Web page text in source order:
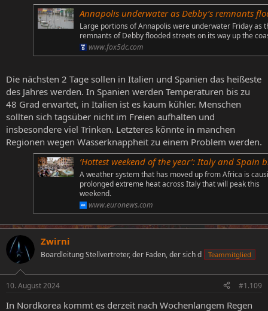
Annapolis underwater as Debby’s remnants flood
Large portions of Annapolis were underwater Friday as
remnants of Debby flooded streets on its way up the
www.fox5dc.com
Die nächsten 2 Tage sollen in Italien und Spanien das heißeste
des Jahres werden. In Spanien werden Temperaturen bis zu
48 Grad erwartet, in Italien ist es kaum kühler. Menschen
sollten sich tagsüber nicht im Freien aufhalten und
insbesondere viel Trinken. Letzteres könnte in manchen
Regionen wegen Wasserknappheit zu einem Problem werden.
‘Hottest weekend of the year’: Italy and Spain brace for extreme
A weather system that has moved up from Africa is
prolonged extreme heat across Italy that will peak this
weekend.
www.euronews.com
Zwirni
Boardleitung Stellvertreter, der Faden, der sich d Teammitglied
10. August 2024 #1.109
In Nordkorea kommt es derzeit nach Wochenlangem Regen